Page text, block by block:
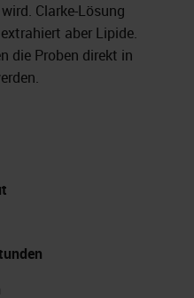
Clarke-Lösung
aber Lipide.
die Proben direkt in